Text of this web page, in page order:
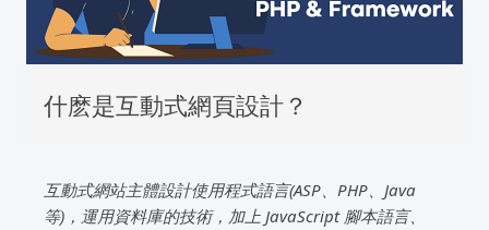
什麽是互動式網頁設計？
互動式網站主體設計使用程式語言(ASP、PHP、Java
等)，運用資料庫的技術，加上 JavaScript 腳本語言、